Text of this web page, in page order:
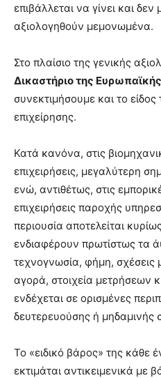
επιβάλλεται να γίνει και
αξιολογηθούν μεμονωμένα.
Στο πλαίσιο της γενικής
Δικαστήριο της
συνεκτιμήσουμε και το
επιχείρησης.
Κατά κανόνα, στις
επιχειρήσεις, μεγαλύτερη
ενώ, αντιθέτως, στις
επιχειρήσεις παροχής
περιουσία αποτελείται
ενδιαφέρουν πρωτίστως τα
τεχνογνωσία, φήμη, σχέσεις
αγορά, στοιχεία μετρήσεων
ενδέχεται σε ορισμένες
δευτερευούσης ή μηδαμινής
Το «ειδικό βάρος» της κάθε
εκτιμάται αντικειμενικά